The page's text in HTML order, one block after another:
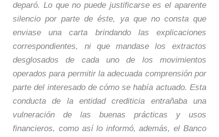
deparó. Lo que no puede justificarse es el aparente
silencio por parte de éste, ya que no consta que
enviase una carta brindando las explicaciones
correspondientes, ni que mandase los extractos
desglosados de cada uno de los movimientos
operados para permitir la adecuada comprensión por
parte del interesado de cómo se había actuado. Esta
conducta de la entidad crediticia entrañaba una
vulneración de las buenas prácticas y usos
financieros, como así lo informó, además, el Banco